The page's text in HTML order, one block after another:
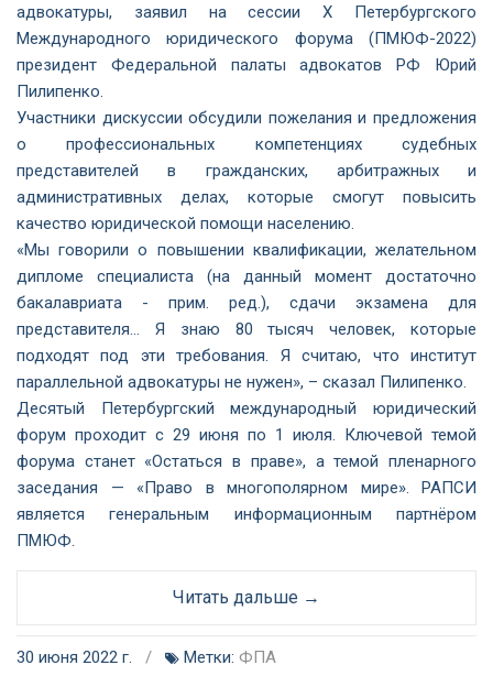
адвокатуры, заявил на сессии Х Петербургского
Международного юридического форума (ПМЮФ-2022)
президент Федеральной палаты адвокатов РФ Юрий
Пилипенко.
Участники дискуссии обсудили пожелания и предложения
о профессиональных компетенциях судебных
представителей в гражданских, арбитражных и
административных делах, которые смогут повысить
качество юридической помощи населению.
«Мы говорили о повышении квалификации, желательном
дипломе специалиста (на данный момент достаточно
бакалавриата - прим. ред.), сдачи экзамена для
представителя… Я знаю 80 тысяч человек, которые
подходят под эти требования. Я считаю, что институт
параллельной адвокатуры не нужен», – сказал Пилипенко.
Десятый Петербургский международный юридический
форум проходит с 29 июня по 1 июля. Ключевой темой
форума станет «Остаться в праве», а темой пленарного
заседания — «Право в многополярном мире». РАПСИ
является генеральным информационным партнёром
ПМЮФ.
Читать дальше →
30 июня 2022 г. / Метки: ФПА